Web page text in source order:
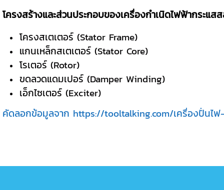
โครงสร้างและส่วนประกอบของเครื่องกำเนิดไฟฟ้ากระแส
โครงสเตเตอร์ (Stator Frame)
แกนเหล็กสเตเตอร์ (Stator Core)
โรเตอร์ (Rotor)
ขดลวดแดมเปอร์ (Damper Winding)
เอ็กไซเตอร์ (Exciter)
คัดลอกข้อมูลจาก https://tooltalking.com/เครื่องปั่นไฟ